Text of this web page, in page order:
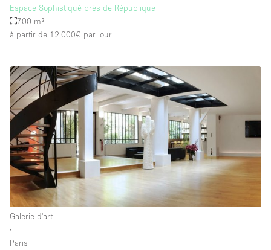
Espace Sophistiqué près de République
700 m²
à partir de 12.000€ par jour
Galerie d'art
∙
Paris